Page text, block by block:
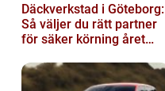
Däckverkstad i Göteborg:
Så väljer du rätt partner
för säker körning året